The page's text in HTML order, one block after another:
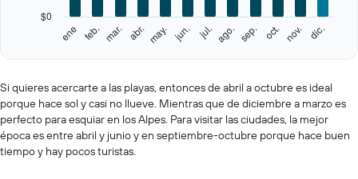
values.
Range:
0
to
500.
ene feb. mar. abr. may. jun. jul. ago. sep. oct. nov. dic.
$0
interactive
Si quieres acercarte a las playas, entonces de abril a octubre es ideal
porque hace sol y casi no llueve. Mientras que de diciembre a marzo es
perfecto para esquiar en los Alpes. Para visitar las ciudades, la mejor
época es entre abril y junio y en septiembre-octubre porque hace buen
tiempo y hay pocos turistas.